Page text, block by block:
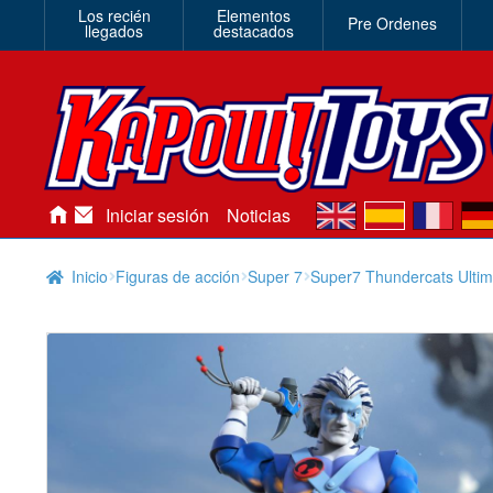
Los recién
llegados
Elementos
destacados Pre Ordenes
Iniciar sesión Noticias en es de
Inicio Figuras de acción Super 7 Super7 Thundercats